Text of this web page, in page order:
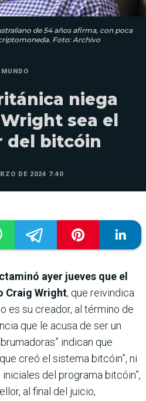
de 54 años afirma, con poca
Foto: Archivo
MUNDO
niega
sea el
del bitcóin
DE 2024 7:40
ayer jueves que el
Craig Wright, que reivindica
es su creador, al término de
que le acusa de ser un
indican que
creó el sistema bitcóin”, ni
del programa bitcóin”,
al final del juicio,